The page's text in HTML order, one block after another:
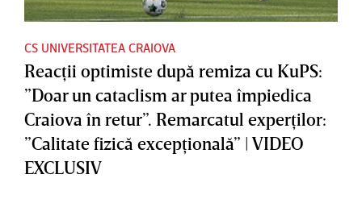
CS UNIVERSITATEA CRAIOVA
Reacţii optimiste după remiza cu KuPS:
”Doar un cataclism ar putea împiedica
Craiova în retur”. Remarcatul experţilor:
”Calitate fizică excepţională” | VIDEO
EXCLUSIV